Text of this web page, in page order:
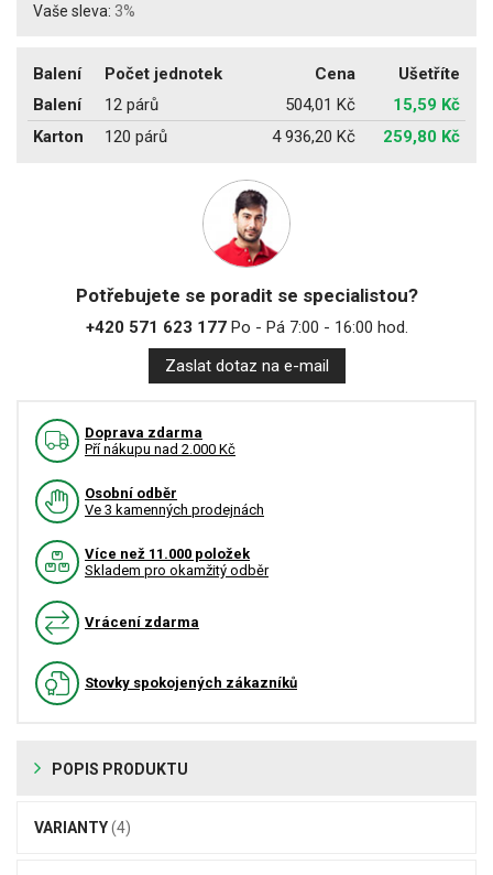
Vaše sleva: 3%
Balení Počet jednotek Cena
Ušetříte
Balení
12 párů 504,01 Kč
15,59 Kč
Karton
120 párů 4 936,20 Kč 259,80 Kč
Potřebujete se poradit se specialistou?
+420 571 623 177Po - Pá 7:00 - 16:00 hod.
Zaslat dotaz na e-mail
Doprava zdarma
Pří nákupu nad 2.000 Kč
Osobní odběr
Ve 3 kamenných prodejnách
Více než 11.000 položek
Skladem pro okamžitý odběr
Vrácení zdarma
Stovky spokojených zákazníků
POPIS PRODUKTU
VARIANTY(4)